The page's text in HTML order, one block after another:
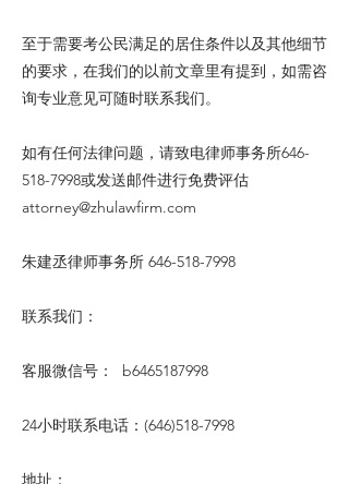
至于需要考公民满足的居住条件以及其他细节
的要求，在我们的以前文章里有提到，如需咨
询专业意见可随时联系我们。
如有任何法律问题，请致电律师事务所646-
518-7998或发送邮件进行免费评估
attorney@zhulawfirm.com
朱建丞律师事务所 646-518-7998
联系我们：
客服微信号： b6465187998
24小时联系电话：(646)518-7998
地址：